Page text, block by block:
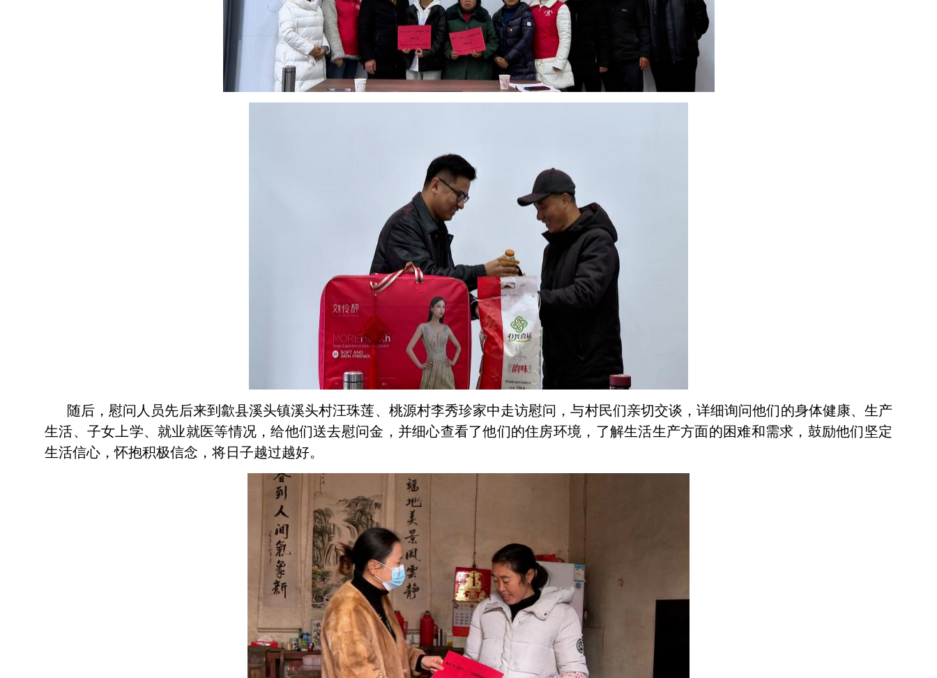
随后，慰问人员先后来到歙县溪头镇溪头村汪珠莲、桃源村李秀珍家中走访慰问，与村民们亲切交谈，详细询问他们的身体健康、生产
生活、子女上学、就业就医等情况，给他们送去慰问金，并细心查看了他们的住房环境，了解生活生产方面的困难和需求，鼓励他们坚定
生活信心，怀抱积极信念，将日子越过越好。